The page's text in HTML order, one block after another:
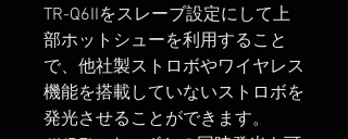
TR-Q6IIをスレーブ設定にして上
部ホットシューを利用すること
で、他社製ストロボやワイヤレス
機能を搭載していないストロボを
発光させることができます。